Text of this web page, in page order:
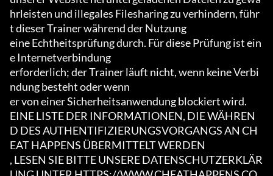
hrleisten und illegales Filesharing zu verhindern, führ
t dieser Trainer während der Nutzung
eine Echtheitsprüfung durch. Für diese Prüfung ist ein
e Internetverbindung
erforderlich; der Trainer läuft nicht, wenn keine Verbi
ndung besteht oder wenn
er von einer Sicherheitsanwendung blockiert wird.
EINE LISTE DER INFORMATIONEN, DIE WÄHREN
D DES AUTHENTIFIZIERUNGSVORGANGS AN CH
EAT HAPPENS ÜBERMITTELT WERDEN
, LESEN SIE BITTE UNSERE DATENSCHUTZERKLÄR